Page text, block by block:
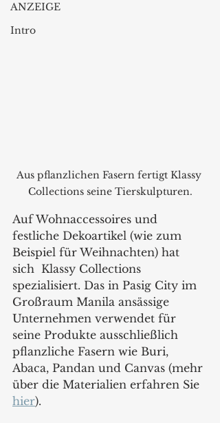
ANZEIGE
Intro
Aus pflanzlichen Fasern fertigt Klassy
Collections seine Tierskulpturen.
Auf Wohnaccessoires und
festliche Dekoartikel (wie zum
Beispiel für Weihnachten) hat
sich  Klassy Collections
spezialisiert. Das in Pasig City im
Großraum Manila ansässige
Unternehmen verwendet für
seine Produkte ausschließlich
pflanzliche Fasern wie Buri,
Abaca, Pandan und Canvas (mehr
über die Materialien erfahren Sie
hier).